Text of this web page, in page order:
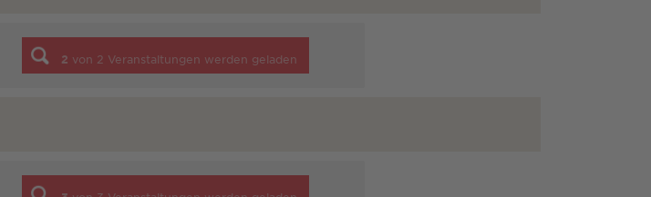
2 von 2 Veranstaltungen werden geladen